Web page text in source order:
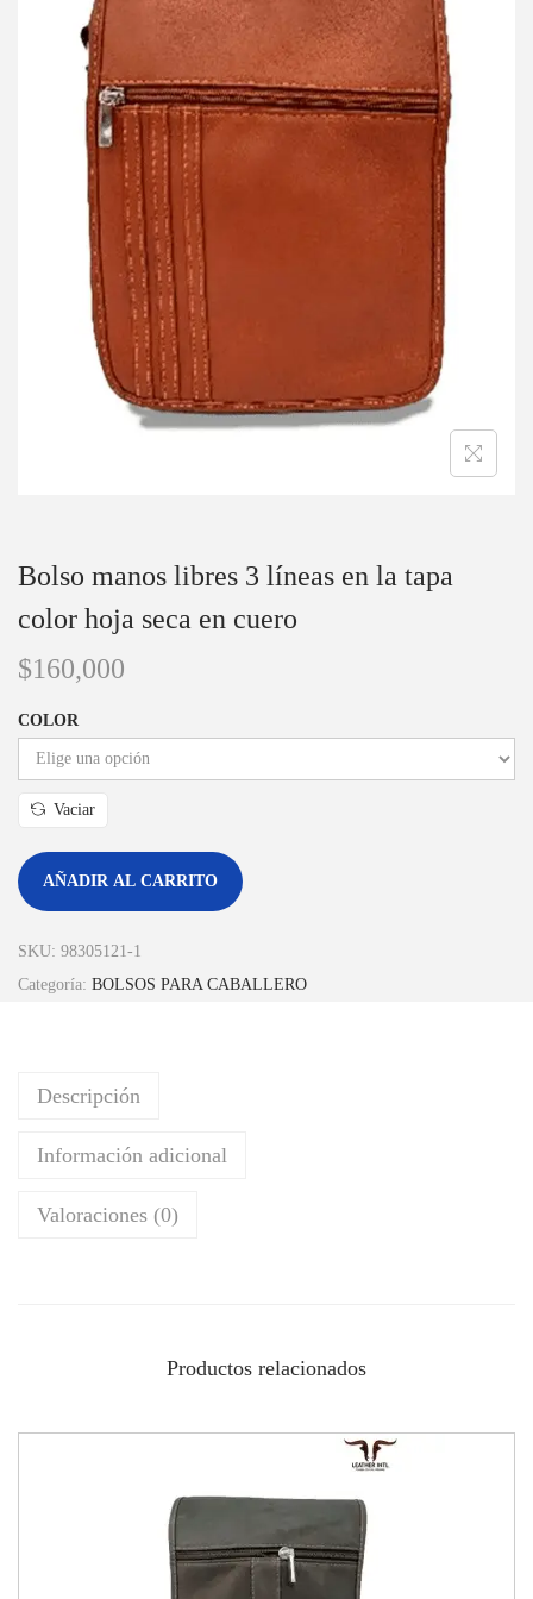
Bolso manos libres 3 líneas en la tapa
color hoja seca en cuero
$160,000
COLOR
Vaciar
AÑADIR AL CARRITO
SKU: 98305121-1
Categoría: BOLSOS PARA CABALLERO
Descripción
Información adicional
Valoraciones (0)
Productos relacionados